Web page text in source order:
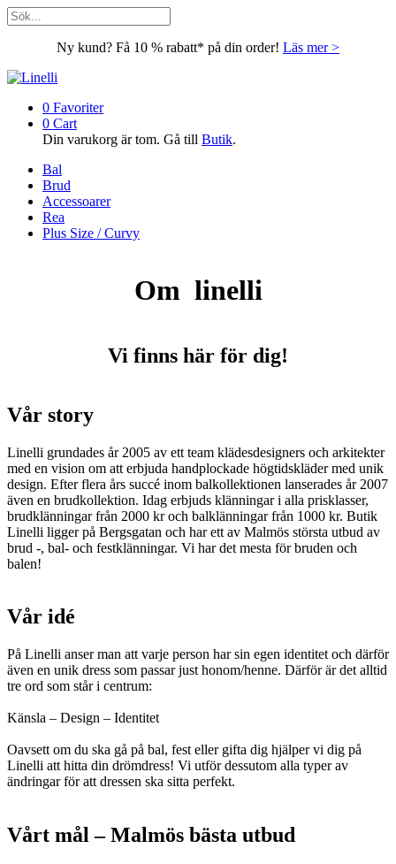
Ny kund? Få 10 % rabatt* på din order! Läs mer >
0 Favoriter
0 Cart
Din varukorg är tom. Gå till Butik.
Bal
Brud
Accessoarer
Rea
Plus Size / Curvy
Om linelli
Vi finns här för dig!
Vår story
Linelli grundades år 2005 av ett team klädesdesigners och arkitekter
med en vision om att erbjuda handplockade högtidskläder med unik
design. Efter flera års succé inom balkollektionen lanserades år 2007
även en brudkollektion. Idag erbjuds klänningar i alla prisklasser,
brudklänningar från 2000 kr och balklänningar från 1000 kr. Butik
Linelli ligger på Bergsgatan och har ett av Malmös största utbud av
brud -, bal- och festklänningar. Vi har det mesta för bruden och
balen!
Vår idé
På Linelli anser man att varje person har sin egen identitet och därför
även en unik dress som passar just honom/henne. Därför är det alltid
tre ord som står i centrum:
Känsla – Design – Identitet
Oavsett om du ska gå på bal, fest eller gifta dig hjälper vi dig på
Linelli att hitta din drömdress! Vi utför dessutom alla typer av
ändringar för att dressen ska sitta perfekt.
Vårt mål – Malmös bästa utbud